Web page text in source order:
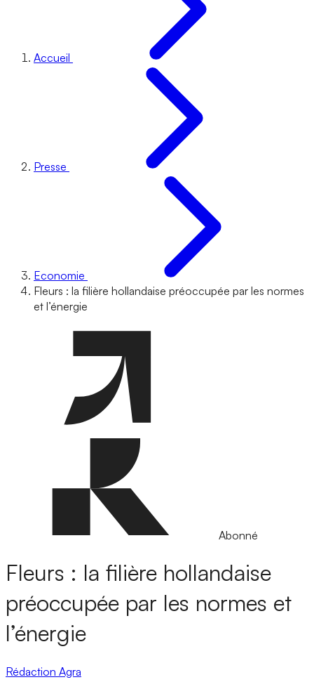
Accueil
Presse
Economie
Fleurs : la filière hollandaise préoccupée par les normes
et l’énergie
Abonné
Fleurs : la filière hollandaise
préoccupée par les normes et
l’énergie
Rédaction Agra